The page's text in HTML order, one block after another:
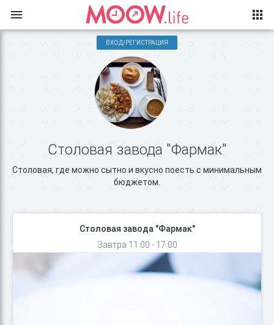
ВХОД/РЕГИСТРАЦИЯ
Столовая завода "Фармак"
Столовая, где можно сытно и вкусно поесть с минимальным
бюджетом.
Столовая завода "Фармак"
Завтра 11:00 - 17:00